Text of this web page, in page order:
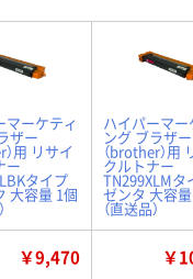
マーケティ
ザー
）用 リサイ
ー
タイプ
大容量 1個
ハイパーマ
ング ブラザー
（brother）用
クルトナー
TN299XLMタ
ゼンタ 大容
（直送品）
￥9,470 ￥